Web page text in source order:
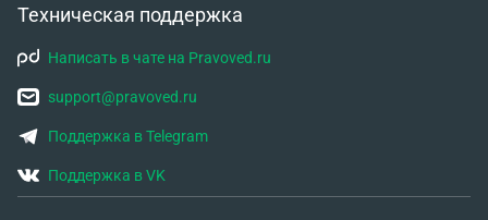
Техническая поддержка
Написать в чате на Pravoved.ru
support@pravoved.ru
Поддержка в Telegram
Поддержка в VK